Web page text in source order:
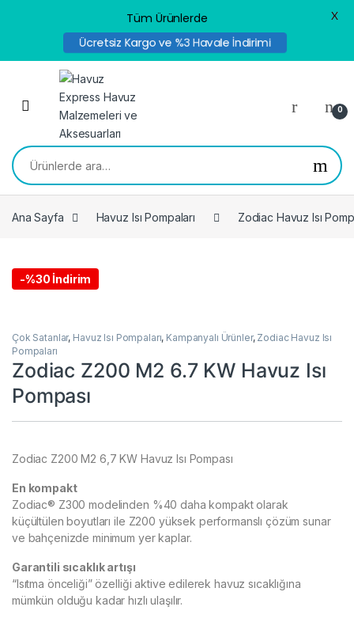
Skip to navigation
Skip to content
0
Ara:
Ana Sayfa Havuz Isı Pompaları Zodiac Havuz Isı
-%30 İndirim
Çok Satanlar, Havuz Isı Pompaları, Kampanyalı Ürünler, Zodiac Havuz Isı
Pompaları
Zodiac Z200 M2 6.7 KW Havuz Isı
Pompası
Zodiac Z200 M2 6,7 KW Havuz Isı Pompası
En kompakt
Zodiac® Z300 modelinden %40 daha kompakt olarak
küçültülen boyutları ile Z200 yüksek performanslı çözüm sunar
ve bahçenizde minimum yer kaplar.
Garantili sıcaklık artışı
“Isıtma önceliği” özelliği aktive edilerek havuz sıcaklığına
mümkün olduğu kadar hızlı ulaşılır.
Tüm Ürünlerde
Ücretsiz Kargo ve %3 Havale İndirimi
X